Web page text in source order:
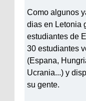
Como algunos
dias en Letonia
estudiantes de
30 estudiantes
(Espana,
Ucrania...) y
su gente.